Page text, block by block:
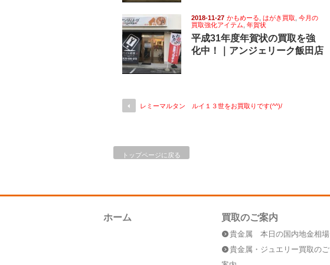
2018-11-27 かもめーる, はがき買取, 今月の
買取強化アイテム, 年賀状
平成31年度年賀状の買取を強
化中！｜アンジェリーク飯田店
レミーマルタン ルイ１３世をお買取りです(^^)/
トップページに戻る
ホーム 買取のご案内
貴金属 本日の国内地金相場
貴金属・ジュエリー買取のご